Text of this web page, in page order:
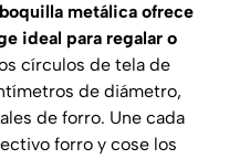
metálica ofrece
ideal para regalar o
círculos de tela de
de diámetro,
de forro. Une cada
forro y cose los